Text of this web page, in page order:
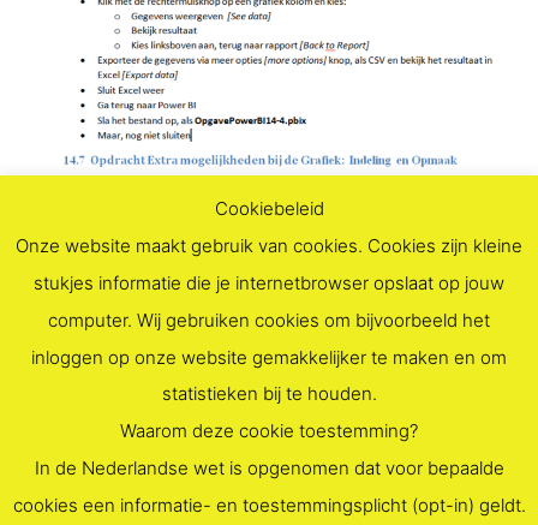
Vorige afbeelding Volgende afbeelding
Aangedreven doorRoseta&WordPress.
Cookiebeleid
Onze website maakt gebruik van cookies. Cookies zijn kleine
stukjes informatie die je internetbrowser opslaat op jouw
computer. Wij gebruiken cookies om bijvoorbeeld het
inloggen op onze website gemakkelijker te maken en om
statistieken bij te houden.
Waarom deze cookie toestemming?
In de Nederlandse wet is opgenomen dat voor bepaalde
cookies een informatie- en toestemmingsplicht (opt-in) geldt.